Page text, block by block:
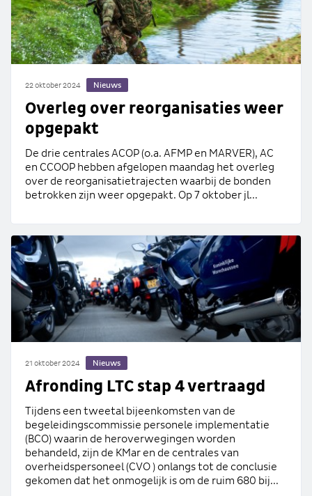
22 oktober 2024 Nieuws
Overleg over reorganisaties weer
opgepakt
De drie centrales ACOP (o.a. AFMP en MARVER), AC
en CCOOP hebben afgelopen maandag het overleg
over de reorganisatietrajecten waarbij de bonden
betrokken zijn weer opgepakt. Op 7 oktober jl...
21 oktober 2024 Nieuws
Afronding LTC stap 4 vertraagd
Tijdens een tweetal bijeenkomsten van de
begeleidingscommissie personele implementatie
(BCO) waarin de heroverwegingen worden
behandeld, zijn de KMar en de centrales van
overheidspersoneel (CVO ) onlangs tot de conclusie
gekomen dat het onmogelijk is om de ruim 680 bij...